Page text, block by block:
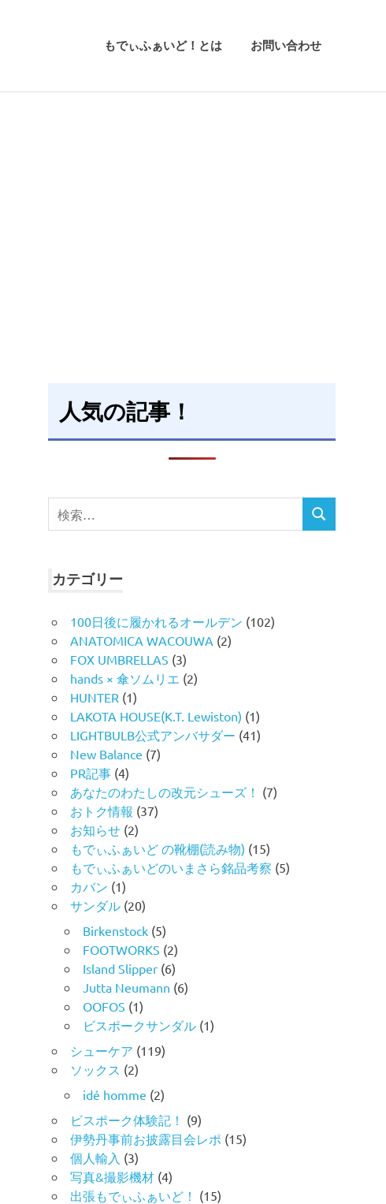
もでぃふぁいど！とは お問い合わせ
人気の記事！
検
索
検
カテゴリー
100日後に履かれるオールデン (102)
ANATOMICA WACOUWA (2)
FOX UMBRELLAS (3)
hands × 傘ソムリエ (2)
HUNTER (1)
LAKOTA HOUSE(K.T. Lewiston) (1)
LIGHTBULB公式アンバサダー (41)
New Balance (7)
PR記事 (4)
あなたのわたしの改元シューズ！ (7)
おトク情報 (37)
お知らせ (2)
もでぃふぁいど の靴棚(読み物) (15)
もでぃふぁいどのいまさら銘品考察 (5)
カバン (1)
サンダル (20)
Birkenstock (5)
FOOTWORKS (2)
Island Slipper (6)
Jutta Neumann (6)
OOFOS (1)
ビスポークサンダル (1)
シューケア (119)
ソックス (2)
idé homme (2)
ビスポーク体験記！ (9)
伊勢丹事前お披露目会レポ (15)
個人輸入 (3)
写真&撮影機材 (4)
出張もでぃふぁいど！ (15)